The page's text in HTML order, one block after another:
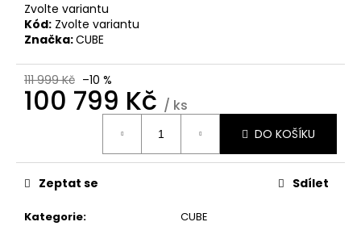
Zvolte variantu
Kód: Zvolte variantu
Značka:CUBE
111 999 Kč –10 %
100 799 Kč / ks
DO KOŠÍKU
Kategorie:
CUBE
Zeptat se Sdílet